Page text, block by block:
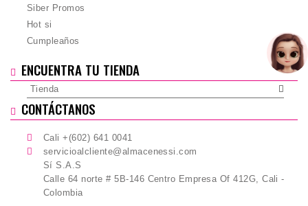
Siber Promos
Hot si
Cumpleaños
ENCUENTRA TU TIENDA
Tienda
CONTÁCTANOS
Cali +(602) 641 0041
servicioalcliente@almacenessi.com
Sí S.A.S
Calle 64 norte # 5B-146 Centro Empresa Of 412G, Cali -
Colombia